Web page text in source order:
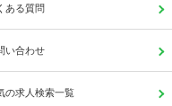
ある質問
い合わせ
の求人検索一覧